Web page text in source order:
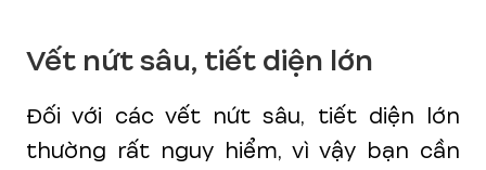
Vết nứt sâu, tiết diện lớn
Đối với các vết nứt sâu, tiết diện lớn
thường rất nguy hiểm, vì vậy bạn cần